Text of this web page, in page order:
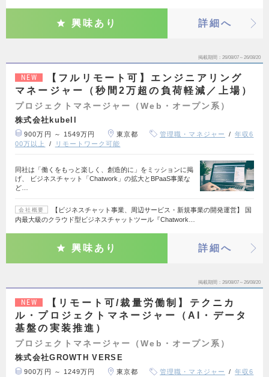
興味あり 詳細へ
掲載期間 26/08/07～26/08/20
NEW
【フルリモート可】エンジニアリング
マネージャー（秒間2万超の負荷軽減／上場）
プロジェクトマネージャー（Web・オープン系）
株式会社kubell
900万円 ～ 1549万円 東京都 管理職・マネジャー
年収6
00万以上
リモートワーク可能
同社は「働くをもっと楽しく、創造的に」をミッションに掲
げ、 ビジネスチャット「Chatwork」の拡大とBPaaS事業な
ど…
会社概要
【ビジネスチャット事業、周辺サービス・新規事業の開発運営】 国
内最大級のクラウド型ビジネスチャットツール『Chatwork…
興味あり 詳細へ
掲載期間 26/08/07～26/08/20
NEW
【リモート可/裁量労働制】テクニカ
ル・プロジェクトマネージャー（AI・データ
基盤の実装推進）
プロジェクトマネージャー（Web・オープン系）
株式会社GROWTH VERSE
900万円 ～ 1249万円 東京都 管理職・マネジャー
年収6